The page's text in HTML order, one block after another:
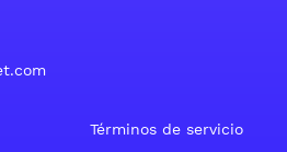
Términos de servicio